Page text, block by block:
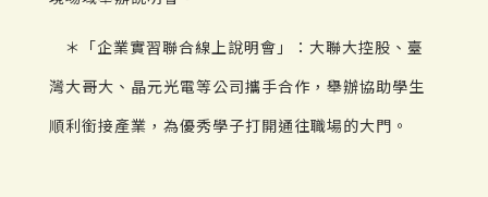
＊「企業實習聯合線上說明會」：大聯大控股、臺
灣大哥大、晶元光電等公司攜手合作，舉辦協助學生
順利銜接產業，為優秀學子打開通往職場的大門。